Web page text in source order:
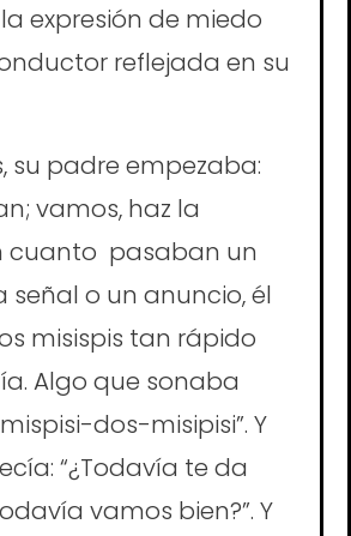
expresión de miedo
reflejada en su
su padre empezaba:
vamos, haz la
cuanto pasaban un
señal o un anuncio, él
misispis tan rápido
Algo que sonaba
dos-misipisi”. Y
“¿Todavía te da
vamos bien?”. Y